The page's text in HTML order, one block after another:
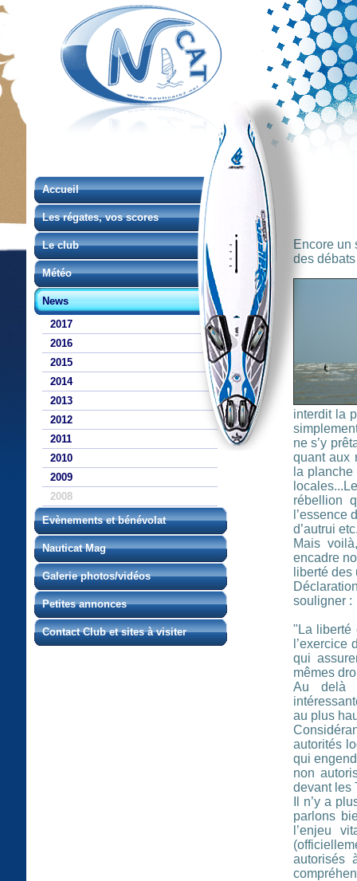
Accueil
Les régates, vos scores
Le club
Météo
News
2017
2016
2015
2014
2013
2012
2011
2010
2009
2008
Evènements et bénévolat
Nauticat Mag
Galerie photos/vidéos
Petites annonces
Contact Club et sites à visiter
Encore un
des
interdit la
ne s’y
quant aux
la
rébellion
d’autrui
Mais
encadre
liberté
souligner :
"La liberté
qui
mêmes
Au delà
au plus
autorités
qui
non
devant les
Il n’y a
parlons
l’enjeu
autorisés